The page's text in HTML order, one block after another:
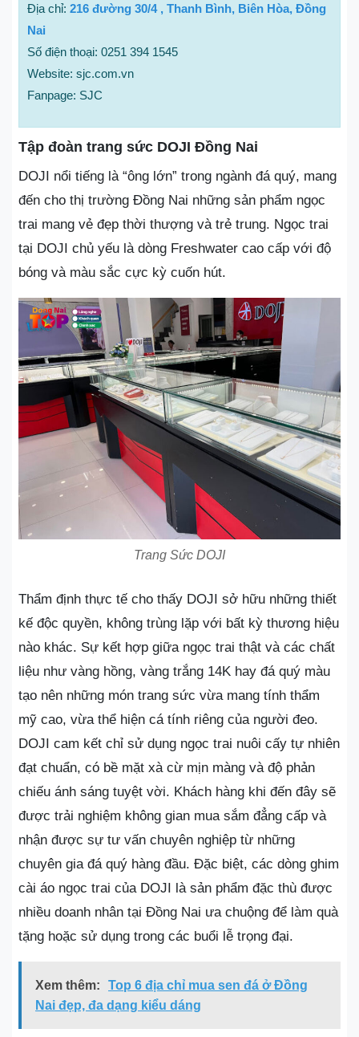
Địa chỉ: 216 đường 30/4 , Thanh Bình, Biên Hòa, Đồng
Nai
Số điện thoại: 0251 394 1545
Website: sjc.com.vn
Fanpage: SJC
Tập đoàn trang sức DOJI Đồng Nai
DOJI nổi tiếng là “ông lớn” trong ngành đá quý, mang
đến cho thị trường Đồng Nai những sản phẩm ngọc
trai mang vẻ đẹp thời thượng và trẻ trung. Ngọc trai
tại DOJI chủ yếu là dòng Freshwater cao cấp với độ
bóng và màu sắc cực kỳ cuốn hút.
Trang Sức DOJI
Thẩm định thực tế cho thấy DOJI sở hữu những thiết
kế độc quyền, không trùng lặp với bất kỳ thương hiệu
nào khác. Sự kết hợp giữa ngọc trai thật và các chất
liệu như vàng hồng, vàng trắng 14K hay đá quý màu
tạo nên những món trang sức vừa mang tính thẩm
mỹ cao, vừa thể hiện cá tính riêng của người đeo.
DOJI cam kết chỉ sử dụng ngọc trai nuôi cấy tự nhiên
đạt chuẩn, có bề mặt xà cừ mịn màng và độ phản
chiếu ánh sáng tuyệt vời. Khách hàng khi đến đây sẽ
được trải nghiệm không gian mua sắm đẳng cấp và
nhận được sự tư vấn chuyên nghiệp từ những
chuyên gia đá quý hàng đầu. Đặc biệt, các dòng ghim
cài áo ngọc trai của DOJI là sản phẩm đặc thù được
nhiều doanh nhân tại Đồng Nai ưa chuộng để làm quà
tặng hoặc sử dụng trong các buổi lễ trọng đại.
Xem thêm:
Top 6 địa chỉ mua sen đá ở Đồng
Nai đẹp, đa dạng kiểu dáng